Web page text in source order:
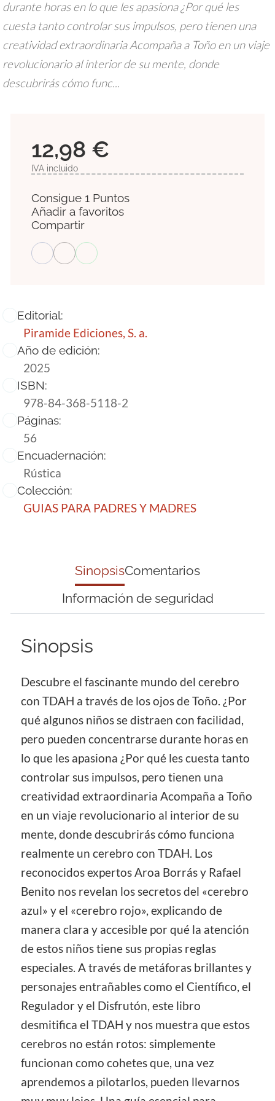
durante horas en lo que les apasiona ¿Por qué les
cuesta tanto controlar sus impulsos, pero tienen una
creatividad extraordinaria Acompaña a Toño en un viaje
revolucionario al interior de su mente, donde
descubrirás cómo func...
Editorial:
Piramide Ediciones, S. a.
Año de edición:
2025
ISBN:
978-84-368-5118-2
Páginas:
56
Encuadernación:
Rústica
Colección:
GUIAS PARA PADRES Y MADRES
12,98 €
IVA incluido
Consigue 1 Puntos
Añadir a favoritos
Compartir
SinopsisComentarios
Información de seguridad
Sinopsis
Descubre el fascinante mundo del cerebro
con TDAH a través de los ojos de Toño. ¿Por
qué algunos niños se distraen con facilidad,
pero pueden concentrarse durante horas en
lo que les apasiona ¿Por qué les cuesta tanto
controlar sus impulsos, pero tienen una
creatividad extraordinaria Acompaña a Toño
en un viaje revolucionario al interior de su
mente, donde descubrirás cómo funciona
realmente un cerebro con TDAH. Los
reconocidos expertos Aroa Borrás y Rafael
Benito nos revelan los secretos del «cerebro
azul» y el «cerebro rojo», explicando de
manera clara y accesible por qué la atención
de estos niños tiene sus propias reglas
especiales. A través de metáforas brillantes y
personajes entrañables como el Científico, el
Regulador y el Disfrutón, este libro
desmitifica el TDAH y nos muestra que estos
cerebros no están rotos: simplemente
funcionan como cohetes que, una vez
aprendemos a pilotarlos, pueden llevarnos